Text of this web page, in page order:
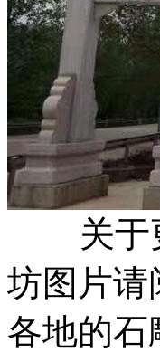
关于更
坊图片请
各地的石